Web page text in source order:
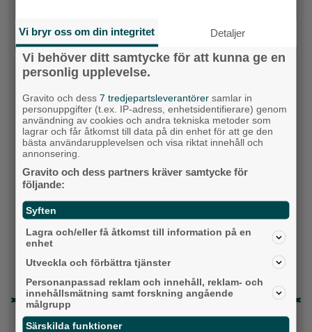
Socialdemokraterna
Moderaterna
Vänsterpartiet
Sverigedemokraterna
Miljöpartiet
Kristdemokraterna
Centerpartiet
Liberalerna
Topp tre denna veckan
Vi bryr oss om din integritet Detaljer
Vi behöver ditt samtycke för att kunna ge en
personlig upplevelse.
Gravito och dess7 tredjepartsleverantörer samlar in
personuppgifter (t.ex. IP-adress, enhetsidentifierare) genom
användning av cookies och andra tekniska metoder som
lagrar och får åtkomst till data på din enhet för att ge den
bästa användarupplevelsen och visa riktat innehåll och
annonsering.
Gravito och dess partners kräver samtycke för
följande:
Syften
Lagra och/eller få åtkomst till information på en
enhet
Utveckla och förbättra tjänster
Personanpassad reklam och innehåll, reklam- och
innehållsmätning samt forskning angående
målgrupp
Särskilda funktioner